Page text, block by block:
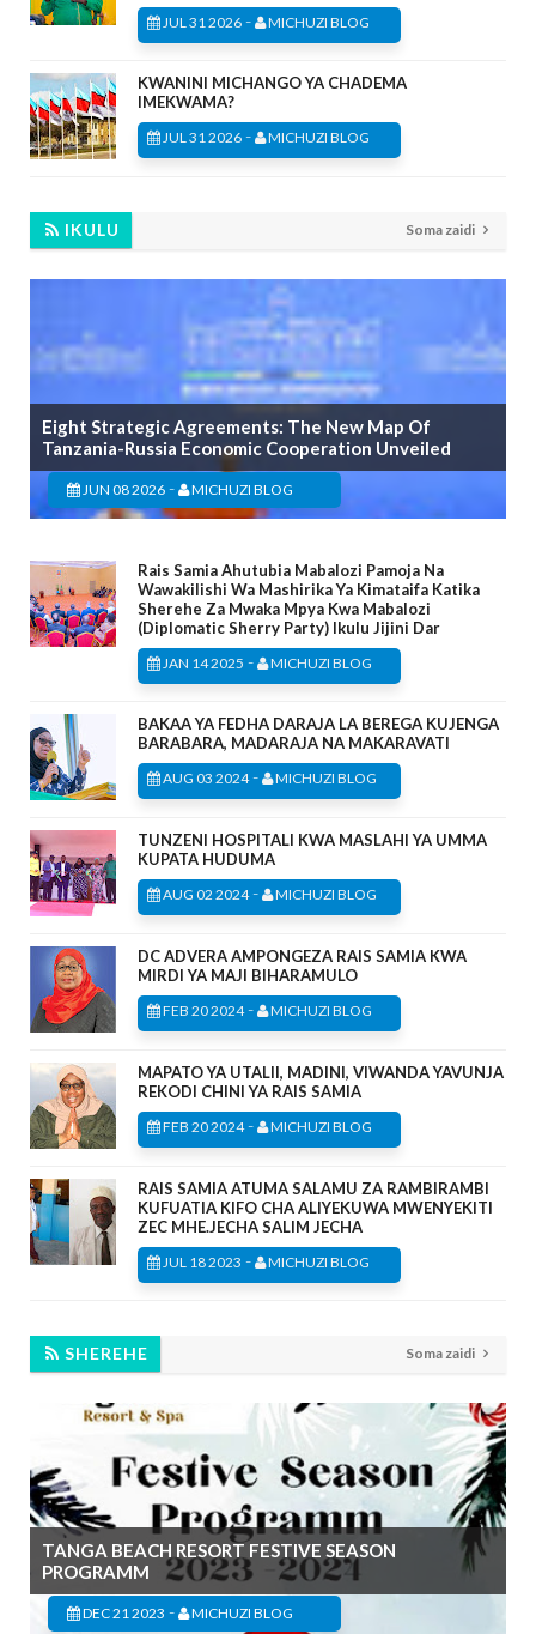
JUL 31 2026 - MICHUZI BLOG
KWANINI MICHANGO YA CHADEMA
IMEKWAMA?
JUL 31 2026 - MICHUZI BLOG
IKULU Soma zaidi
Eight Strategic Agreements: The New Map Of
Tanzania-Russia Economic Cooperation Unveiled
JUN 08 2026 - MICHUZI BLOG
Rais Samia Ahutubia Mabalozi Pamoja Na
Wawakilishi Wa Mashirika Ya Kimataifa Katika
Sherehe Za Mwaka Mpya Kwa Mabalozi
(Diplomatic Sherry Party) Ikulu Jijini Dar
JAN 14 2025 - MICHUZI BLOG
BAKAA YA FEDHA DARAJA LA BEREGA KUJENGA
BARABARA, MADARAJA NA MAKARAVATI
AUG 03 2024- MICHUZI BLOG
TUNZENI HOSPITALI KWA MASLAHI YA UMMA
KUPATA HUDUMA
AUG 02 2024- MICHUZI BLOG
DC ADVERA AMPONGEZA RAIS SAMIA KWA
MIRDI YA MAJI BIHARAMULO
FEB 20 2024- MICHUZI BLOG
MAPATO YA UTALII, MADINI, VIWANDA YAVUNJA
REKODI CHINI YA RAIS SAMIA
FEB 20 2024- MICHUZI BLOG
RAIS SAMIA ATUMA SALAMU ZA RAMBIRAMBI
KUFUATIA KIFO CHA ALIYEKUWA MWENYEKITI
ZEC MHE.JECHA SALIM JECHA
JUL 18 2023 - MICHUZI BLOG
SHEREHE Soma zaidi
TANGA BEACH RESORT FESTIVE SEASON
PROGRAMM
DEC 21 2023 - MICHUZI BLOG